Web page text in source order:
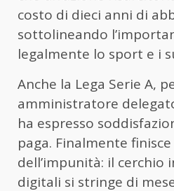
costo di dieci anni di
sottolineando
legalmente lo sport e i
Anche la Lega Serie A,
amministratore
ha espresso
paga. Finalmente finisce
dell’impunità: il
digitali si stringe di